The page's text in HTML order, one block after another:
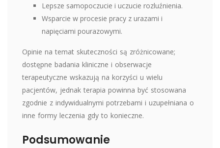
Lepsze samopoczucie i uczucie rozluźnienia.
Wsparcie w procesie pracy z urazami i
napięciami pourazowymi.
Opinie na temat skuteczności są zróżnicowane;
dostępne badania kliniczne i obserwacje
terapeutyczne wskazują na korzyści u wielu
pacjentów, jednak terapia powinna być stosowana
zgodnie z indywidualnymi potrzebami i uzupełniana o
inne formy leczenia gdy to konieczne.
Podsumowanie